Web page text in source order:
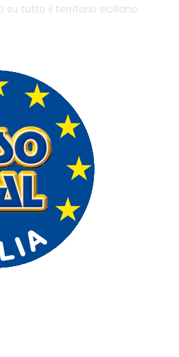
su tutto il territorio siciliano.